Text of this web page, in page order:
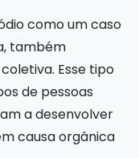
como um caso
também
Esse tipo
de pessoas
a desenvolver
causa orgânica